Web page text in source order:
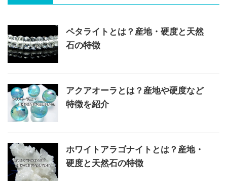
ペタライトとは？産地・硬度と天然
石の特徴
アクアオーラとは？産地や硬度など
特徴を紹介
ホワイトアラゴナイトとは？産地・
硬度と天然石の特徴